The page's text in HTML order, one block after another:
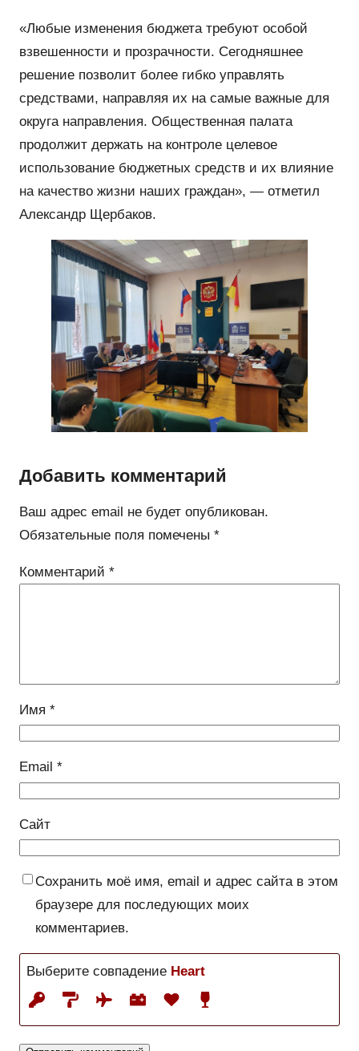
«Любые изменения бюджета требуют особой
взвешенности и прозрачности. Сегодняшнее
решение позволит более гибко управлять
средствами, направляя их на самые важные для
округа направления. Общественная палата
продолжит держать на контроле целевое
использование бюджетных средств и их влияние
на качество жизни наших граждан», — отметил
Александр Щербаков.
Добавить комментарий
Ваш адрес email не будет опубликован.
Обязательные поля помечены *
Комментарий *
Имя *
Email *
Сайт
Сохранить моё имя, email и адрес сайта в этом
браузере для последующих моих
комментариев.
Выберите совпадение Heart